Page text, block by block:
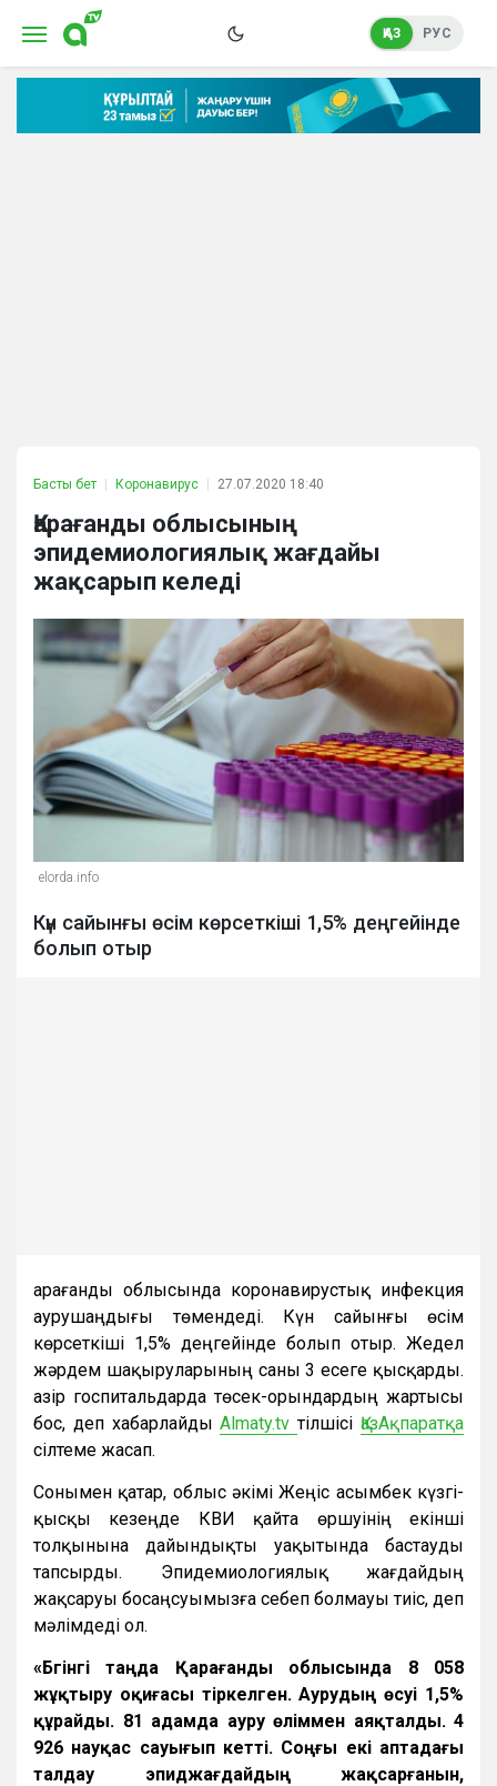
ҚАЗ РУС
Басты бет Коронавирус 27.07.2020 18:40
Қарағанды облысының
эпидемиологиялық жағдайы
жақсарып келеді
elorda.info
Күн сайынғы өсім көрсеткіші 1,5% деңгейінде
болып отыр
Қарағанды облысында коронавирустық инфекция
аурушаңдығы төмендеді. Күн сайынғы өсім
көрсеткіші 1,5% деңгейінде болып отыр. Жедел
жәрдем шақыруларының саны 3 есеге қысқарды.
Қазір госпитальдарда төсек-орындардың жартысы
бос, деп хабарлайдыAlmaty.tvтілшісіҚазАқпаратқа
сілтеме жасап.
Сонымен қатар, облыс әкімі Жеңіс Қасымбек күзгі-
қысқы кезеңде КВИ қайта өршуінің екінші
толқынына дайындықты уақытында бастауды
тапсырды. Эпидемиологиялық жағдайдың
жақсаруы босаңсуымызға себеп болмауы тиіс, деп
мәлімдеді ол.
«Бүгінгі таңда Қарағанды облысында 8 058
жұқтыру оқиғасы тіркелген. Аурудың өсуі 1,5%
құрайды. 81 адамда ауру өліммен аяқталды. 4
926 науқас сауығып кетті. Соңғы екі аптадағы
талдау эпиджағдайдың жақсарғанын,